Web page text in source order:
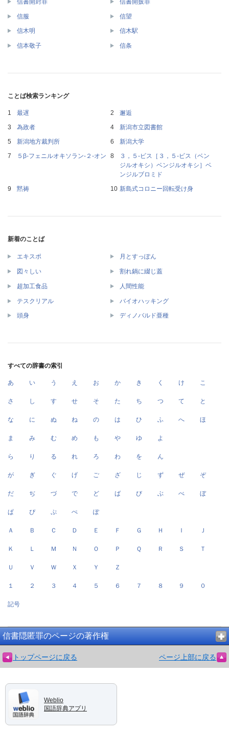
信服 信望
信木明 信木駅
信本敬子 信条
ことば検索ランキング
最遅
邂逅
為政者
新潟市立図書館
新潟地方裁判所
新潟大学
５β‐フェニルオキソラン‐２‐オン
３，５‐ビス［３，５‐ビス（ベン
ジルオキシ）ベンジルオキシ］ベ
ンジルブロミド
黙祷
新島式コロニー回転受け身
新着のことば
エキスポ 月とすっぽん
図々しい 割れ鍋に綴じ蓋
超加工食品 人間性能
テスクリアル バイオハッキング
頭身 ディノバルド亜種
すべての辞書の索引
あ い う え お か き く け こ
さ し す せ そ た ち つ て と
な に ぬ ね の は ひ ふ へ ほ
ま み む め も や ゆ よ
ら り る れ ろ わ を ん
が ぎ ぐ げ ご ざ じ ず ぜ ぞ
だ ぢ づ で ど ば び ぶ べ ぼ
ぱ ぴ ぷ ぺ ぽ
Ａ Ｂ Ｃ Ｄ Ｅ Ｆ Ｇ Ｈ Ｉ Ｊ
Ｋ Ｌ Ｍ Ｎ Ｏ Ｐ Ｑ Ｒ Ｓ Ｔ
Ｕ Ｖ Ｗ Ｘ Ｙ Ｚ
１ ２ ３ ４ ５ ６ ７ ８ ９ ０
記号
信書隠匿罪のページの著作権
トップページに戻る ページ上部に戻る
Weblio
国語辞典アプリ